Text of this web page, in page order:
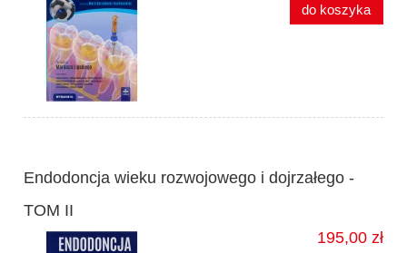
do koszyka
Endodoncja wieku rozwojowego i dojrzałego -
TOM II
195,00 zł